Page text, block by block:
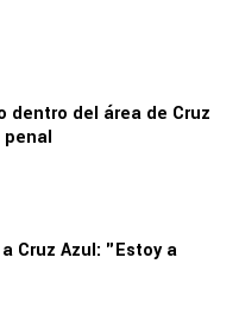
dentro del área de Cruz
penal
Cruz Azul: "Estoy a